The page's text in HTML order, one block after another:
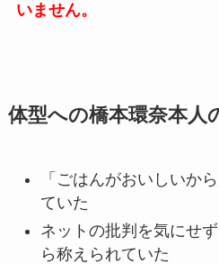
いません。
体型への橋本環奈本人
「ごはんがおいしいか
ていた
ネットの批判を気にせ
ら称えられていた